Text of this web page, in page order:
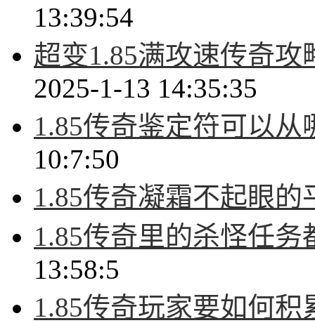
13:39:54
超变1.85满攻速传奇
2025-1-13 14:35:35
1.85传奇鉴定符可以
10:7:50
1.85传奇凝霜不起眼的
1.85传奇里的杀怪任
13:58:5
1.85传奇玩家要如何积